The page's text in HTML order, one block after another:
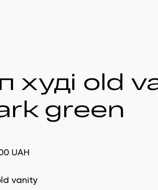
худі old
green
UAH
vanity